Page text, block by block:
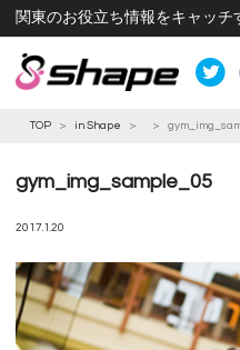
関東のお役立ち情報をキャッチ
TOP > in Shape > >
gym_img_sample_05
2017.1.20